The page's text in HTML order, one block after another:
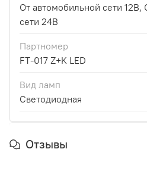
От автомобильной сети 12В, От автомобильной
сети 24В
Партномер
FT-017 Z+K LED
Вид ламп
Светодиодная
Отзывы